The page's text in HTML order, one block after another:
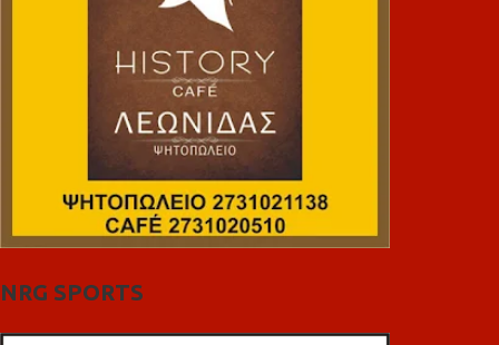
NRG SPORTS